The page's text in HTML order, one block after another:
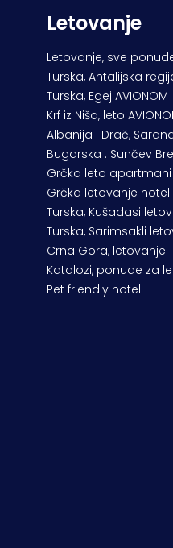
Letovanje
Letovanje, sve
Turska, Antalijska
Turska, Egej AVIONOM
Krf iz Niša, leto
Albanija : Drač,
Bugarska : Sunčev
Grčka leto apartmani
Grčka letovanje hoteli
Turska, Kušadasi
Turska, Sarimsakli
Crna Gora, letovanje
Katalozi, ponude za
Pet friendly hoteli